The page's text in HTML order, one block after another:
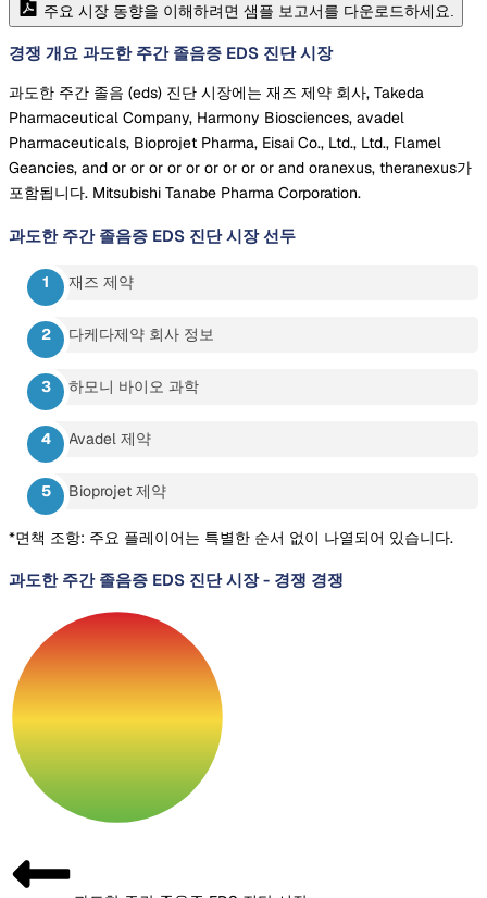
주요 시장 동향을 이해하려면 샘플 보고서를 다운로드하세요.
경쟁 개요 과도한 주간 졸음증 EDS 진단 시장
과도한 주간 졸음 (eds) 진단 시장에는 재즈 제약 회사, Takeda
Pharmaceutical Company, Harmony Biosciences, avadel
Pharmaceuticals, Bioprojet Pharma, Eisai Co., Ltd., Ltd., Flamel
Geancies, and or or or or or or or or or and oranexus, theranexus가
포함됩니다. Mitsubishi Tanabe Pharma Corporation.
과도한 주간 졸음증 EDS 진단 시장 선두
재즈 제약
다케다제약 회사 정보
하모니 바이오 과학
Avadel 제약
Bioprojet 제약
*면책 조항: 주요 플레이어는 특별한 순서 없이 나열되어 있습니다.
과도한 주간 졸음증 EDS 진단 시장- 경쟁 경쟁